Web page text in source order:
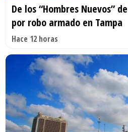
De los “Hombres Nuevos”
por robo armado en Tampa
Hace 12 horas